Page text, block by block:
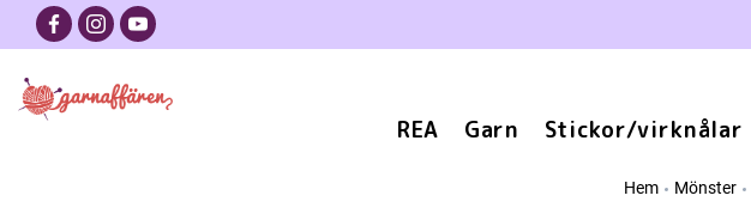
REA Garn Stickor/virknålar
Hem Mönster